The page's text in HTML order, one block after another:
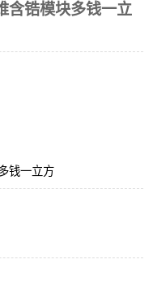
含锆模块多钱一立
钱一立方